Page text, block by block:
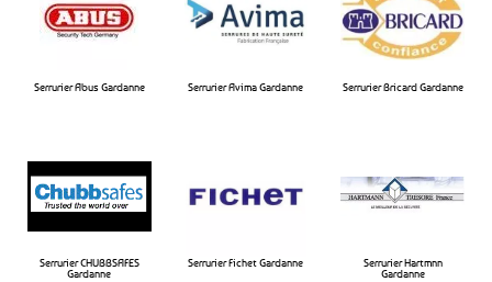
Serrurier Abus Gardanne Serrurier Avima Gardanne​ Serrurier Bricard Gardanne​
Serrurier CHUBBSAFES
Gardanne​
Serrurier Fichet Gardanne​
Serrurier Hartmnn
Gardanne​